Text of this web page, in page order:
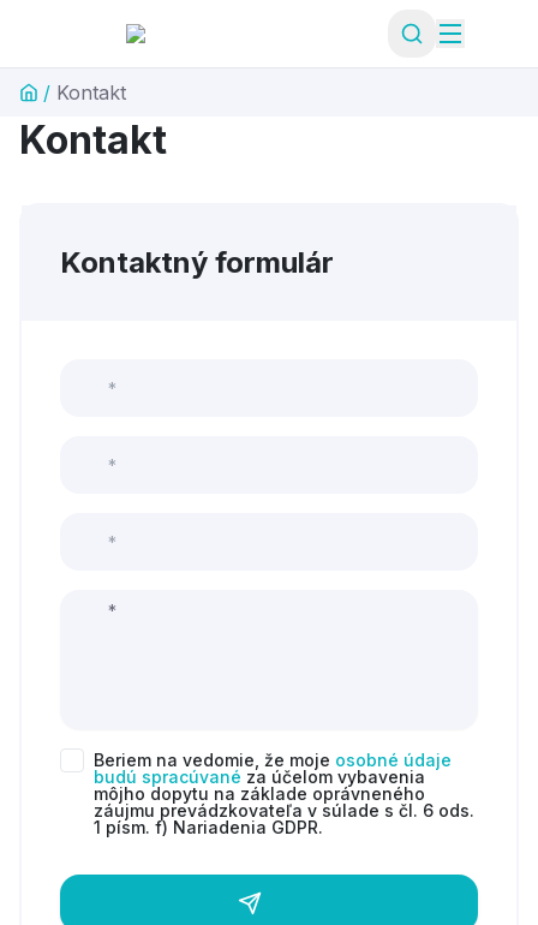
/ Kontakt
Kontakt
Kontaktný formulár
Beriem na vedomie, že moje osobné údaje
budú spracúvané za účelom vybavenia
môjho dopytu na základe oprávneného
záujmu prevádzkovateľa v súlade s čl. 6 ods.
1 písm. f) Nariadenia GDPR.